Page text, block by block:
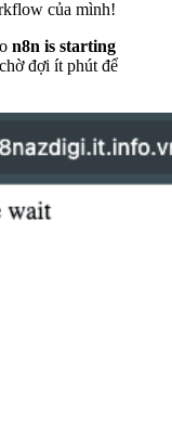
của mình!
n8n is starting
đợi ít phút để